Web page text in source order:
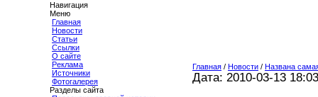
Навигация
Меню
Главная
Новости
Статьи
Ссылки
О сайте
Реклама
Источники
Фотогалерея
Разделы сайта
Главная / Новости / Названа
Дата: 2010-03-13 18:03